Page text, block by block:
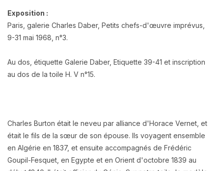
Exposition :
Paris, galerie Charles Daber, Petits chefs-d'œuvre imprévus,
9-31 mai 1968, n°3.
Au dos, étiquette Galerie Daber, Etiquette 39-41 et inscription
au dos de la toile H. V n°15.
Charles Burton était le neveu par alliance d'Horace Vernet, et
était le fils de la sœur de son épouse. Ils voyagent ensemble
en Algérie en 1837, et ensuite accompagnés de Frédéric
Goupil-Fesquet, en Egypte et en Orient d'octobre 1839 au